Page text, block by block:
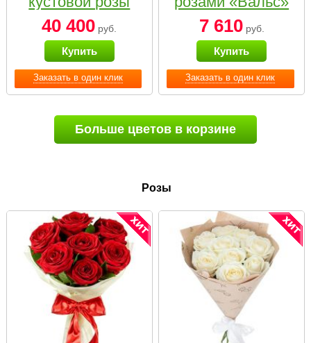
Заказать в один клик
нежных тонов
40 400 руб.
Купить
Заказать в один клик
7 610руб.
Купить
Больше цветов в корзине
Розы